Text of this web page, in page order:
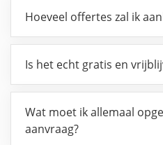
Hoeveel offertes zal ik
Is het echt gratis en
Wat moet ik allemaal
aanvraag?